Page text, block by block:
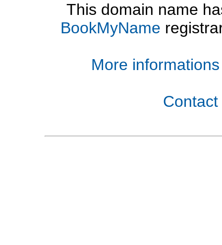
This domain name
BookMyName
More